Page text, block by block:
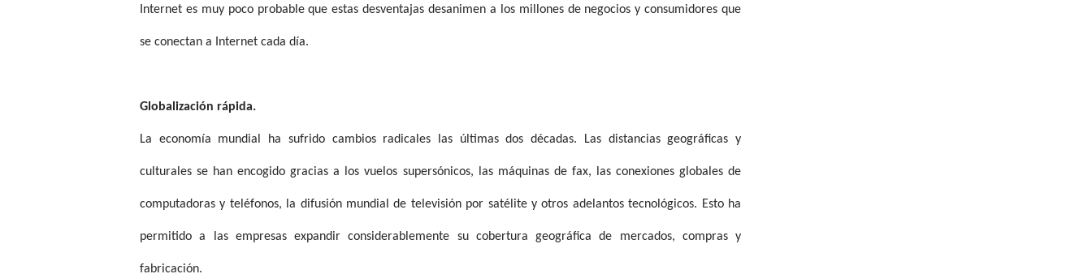
Internet es muy poco probable que estas desventajas desanimen a los millones de negocios y consumidores que
se conectan a Internet cada día.
Globalización rápida.
La economía mundial ha sufrido cambios radicales las últimas dos décadas. Las distancias geográficas y
culturales se han encogido gracias a los vuelos supersónicos, las máquinas de fax, las conexiones globales de
computadoras y teléfonos, la difusión mundial de televisión por satélite y otros adelantos tecnológicos. Esto ha
permitido a las empresas expandir considerablemente su cobertura geográfica de mercados, compras y
fabricación.